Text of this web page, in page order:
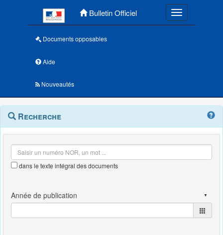
Bulletin Officiel Toggle
Documents opposables
Aide
Nouveautés
Navigation
outils
Menu
contextuel
Recherche
dans le texte intégral des documents